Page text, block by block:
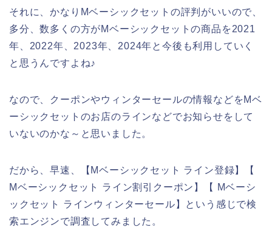
それに、かなりMベーシックセットの評判がいいので、
多分、数多くの方がMベーシックセットの商品を2021
年、2022年、2023年、2024年と今後も利用していく
と思うんですよね♪
なので、クーポンやウィンターセールの情報などをMベ
ーシックセットのお店のラインなどでお知らせをして
いないのかな～と思いました。
だから、早速、【Mベーシックセット ライン登録】【
Mベーシックセット ライン割引クーポン】【 Mベーシ
ックセット ラインウィンターセール】という感じで検
索エンジンで調査してみました。